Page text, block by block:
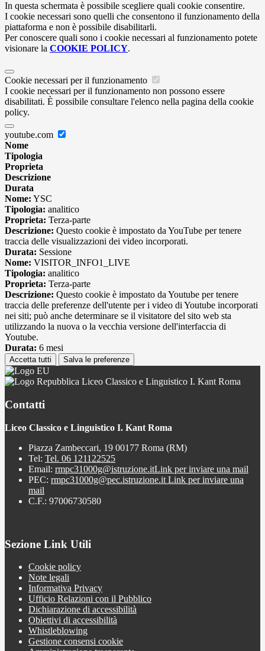
In questa schermata è possibile scegliere quali cookie consentire.
I cookie necessari sono quelli che consentono il funzionamento della
piattaforma e non è possibile disabilitarli.
Per conoscere quali sono i cookie necessari al funzionamento potete
visionare la COOKIE POLICY.
Cookie necessari per il funzionamento
I cookie necessari per il funzionamento non possono essere
disabilitati. È possibile consultare l'elenco nella pagina della cookie
policy.
youtube.com
Nome
Tipologia
Proprieta
Descrizione
Durata
Nome: YSC
Tipologia: analitico
Proprieta: Terza-parte
Descrizione: Questo cookie è impostato da YouTube per tenere
traccia delle visualizzazioni dei video incorporati.
Durata: Sessione
Nome: VISITOR_INFO1_LIVE
Tipologia: analitico
Proprieta: Terza-parte
Descrizione: Questo cookie è impostato da Youtube per tenere
traccia delle preferenze dell'utente per i video di Youtube incorporati
nei siti; può anche determinare se il visitatore del sito web sta
utilizzando la nuova o la vecchia versione dell'interfaccia di
Youtube.
Durata: 6 mesi
Accetta tutti Salva le preferenze
Liceo Classico e Linguistico I. Kant Roma
Contatti
Liceo Classico e Linguistico I. Kant Roma
Piazza Zambeccari, 19 00177 Roma (RM)
Tel: Tel. 06 121122525
Email: rmpc31000g@istruzione.itLink per inviare una mail
PEC: rmpc31000g@pec.istruzione.it Link per inviare una
mail
C.F.: 97006730580
Sezione Link Utili
Cookie policy
Note legali
Informativa Privacy
Ufficio Relazioni con il Pubblico
Dichiarazione di accessibilità
Obiettivi di accessibilità
Whistleblowing
Gestione consensi cookie